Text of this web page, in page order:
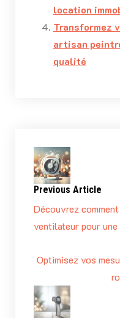
location
Transformez
artisan
qualité
Previous Article
Découvrez
ventilateur pour
Optimisez vos